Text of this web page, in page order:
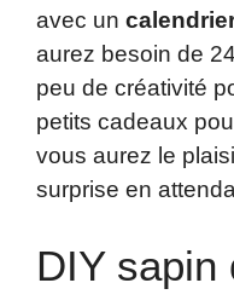
avec un
aurez besoin de
peu de créativité
petits cadeaux
vous aurez le
surprise en
DIY sapin